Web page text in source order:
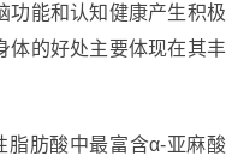
功能和认知健康产生积极
体的好处主要体现在其丰
脂肪酸中最富含α-亚麻酸